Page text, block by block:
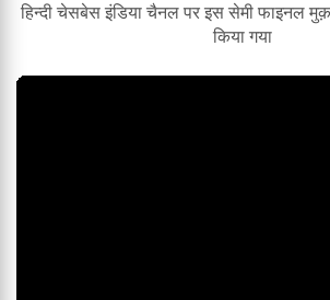
हिन्दी चेसबेस इंडिया चैनल पर इस सेमी फाइनल
किया गया